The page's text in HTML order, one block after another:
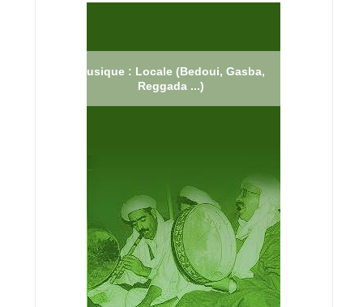
Musique : Locale (Bedoui, Gasba,
Reggada ...)